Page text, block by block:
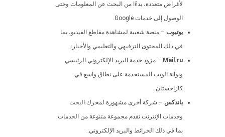
لأغراض متعددة، بدءًا من البحث عن المعلومات وحتى
الوصول إلى خدمات Google.
يوتيوب – منصة شعبية لمشاهدة مقاطع الفيديو، بما
في ذلك المحتوى الترفيهي والتعليمي والأخبار.
Mail.ru – مزود خدمة البريد الإلكتروني الرئيسي
وبوابة الويب المستخدمة على نطاق واسع في
كازاخستان.
ياندكس – شركة أخرى مشهورة لمحرك البحث
وخدمات الإنترنت تقدم مجموعة متنوعة من الخدمات
بما في ذلك الخرائط والبريد الإلكتروني.